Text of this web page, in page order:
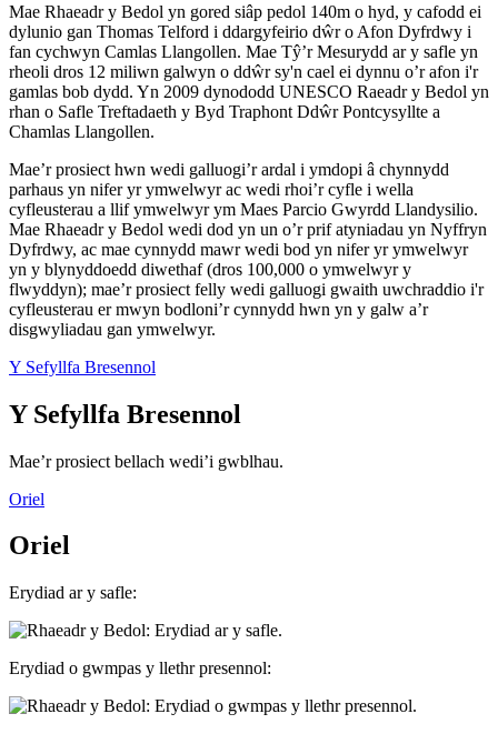
Mae Rhaeadr y Bedol yn gored siâp pedol 140m o hyd, y cafodd ei
dylunio gan Thomas Telford i ddargyfeirio dŵr o Afon Dyfrdwy i
fan cychwyn Camlas Llangollen. Mae Tŷ’r Mesurydd ar y safle yn
rheoli dros 12 miliwn galwyn o ddŵr sy'n cael ei dynnu o’r afon i'r
gamlas bob dydd. Yn 2009 dynododd UNESCO Raeadr y Bedol yn
rhan o Safle Treftadaeth y Byd Traphont Ddŵr Pontcysyllte a
Chamlas Llangollen.
Mae’r prosiect hwn wedi galluogi’r ardal i ymdopi â chynnydd
parhaus yn nifer yr ymwelwyr ac wedi rhoi’r cyfle i wella
cyfleusterau a llif ymwelwyr ym Maes Parcio Gwyrdd Llandysilio.
Mae Rhaeadr y Bedol wedi dod yn un o’r prif atyniadau yn Nyffryn
Dyfrdwy, ac mae cynnydd mawr wedi bod yn nifer yr ymwelwyr
yn y blynyddoedd diwethaf (dros 100,000 o ymwelwyr y
flwyddyn); mae’r prosiect felly wedi galluogi gwaith uwchraddio i'r
cyfleusterau er mwyn bodloni’r cynnydd hwn yn y galw a’r
disgwyliadau gan ymwelwyr.
Y Sefyllfa Bresennol
Y Sefyllfa Bresennol
Mae’r prosiect bellach wedi’i gwblhau.
Oriel
Oriel
Erydiad ar y safle:
Erydiad o gwmpas y llethr presennol: